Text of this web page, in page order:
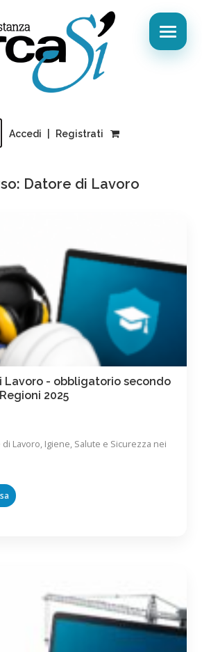
Accedi Registrati
Datore di Lavoro
Lavoro - obbligatorio secondo
2025
di Lavoro, Igiene, Salute e Sicurezza nei